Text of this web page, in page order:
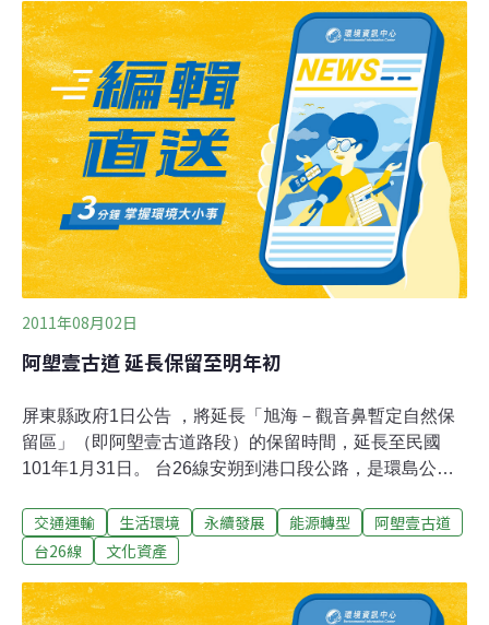
聞發言及相關文件，這條公路的興建目標和預期效應如
下：一，串連台東和墾丁兩地觀光景點、二，加強生活圈
的聯繫及順應地方對整體公路改善之殷切期盼(見附件二)
「加強生活圈的聯繫及順應地方對整體公路改善之殷切期
盼」說的又是什麼？整合相關新聞資料，地方民代和鄉村
長宣稱公路將帶來四大效益：一，帶動地方觀光與發展、
二，防災、三，就醫方便、四，學童就學便利。當然，現
行安朔到旭海有縣道199線連結，「台26線安朔到旭海」
的興建截彎取直，造成兩村車程的縮減是無庸置疑的，
2011年08月02日
阿塱壹古道 延長保留至明年初
屏東縣政府1日公告 ，將延長「旭海－觀音鼻暫定自然保
留區」（即阿塱壹古道路段）的保留時間，延長至民國
101年1月31日。 台26線安朔到港口段公路，是環島公路
送審「台26線安朔至港口段公路整體改善計畫」差異分
析，經行政院環境保護署第201次環評大會通過。 環評通
沿海古道」的阿塱壹古道，將面臨生態破損的缺憾。屏東
交通運輸 生活環境 永續發展 能源轉型
阿塱壹古道
台26線
文化資產